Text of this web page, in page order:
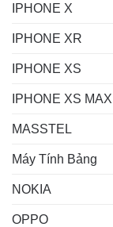
IPHONE X
IPHONE XR
IPHONE XS
IPHONE XS MAX
MASSTEL
Máy Tính Bảng
NOKIA
OPPO